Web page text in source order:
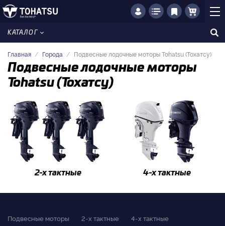
КАТАЛОГ
Главная Города Подвесные лодочные моторы Tohatsu (Тохатсу)
Подвесные лодочные моторы
Tohatsu (Тохатсу)
2-x тактные 4-x тактные
Подвесные моторы 2-x тактные
4-x тактные